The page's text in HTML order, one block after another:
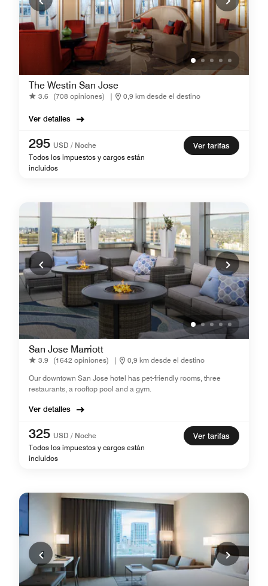
The Westin San Jose
3.6 (708 opiniones) | 0,9 km desde el destino
Ver detalles
295 USD / Noche
Todos los impuestos y cargos están
incluidos
Ver tarifas
San Jose Marriott
3.9 (1642 opiniones) |
0,9 km desde el destino
Our downtown San Jose hotel has pet-friendly rooms, three
restaurants, a rooftop pool and a gym.
Ver detalles
325 USD / Noche
Todos los impuestos y cargos están
incluidos
Ver tarifas